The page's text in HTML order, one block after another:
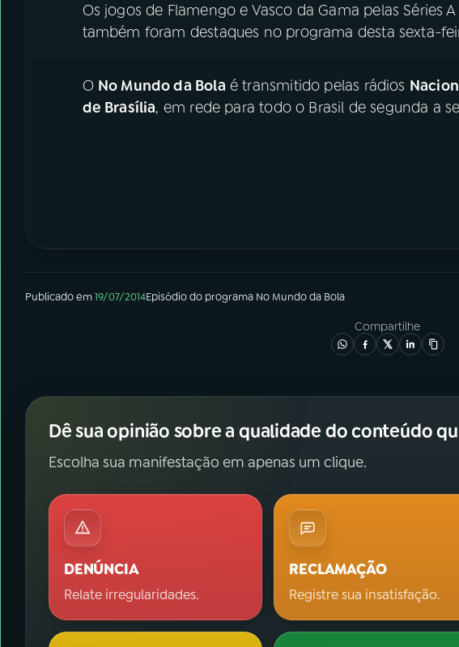
Os jogos de Flamengo e Vasco da Gama pelas Séries
também foram destaques no programa desta sexta-
O No Mundo da Bola é transmitido pelas rádios
de Brasília, em rede para todo o Brasil de segunda a
Publicado em19/07/2014Episódiodo programa No Mundo da Bola
Compartilhe
Dê sua opinião sobre a qualidade do conteúdo
Escolha sua manifestação em apenas um clique.
DENÚNCIA
Relate irregularidades.
RECLAMAÇÃO
Registre sua insatisfação.